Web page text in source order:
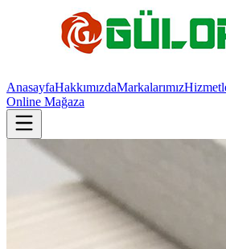
AnasayfaHakkımızdaMarkalarımız
Online Mağaza